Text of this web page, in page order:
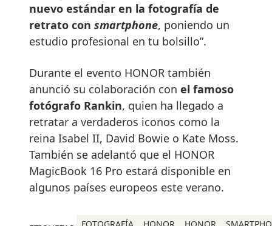
nuevo estándar en la fotografía de
retrato con smartphone, poniendo un
estudio profesional en tu bolsillo”.
Durante el evento HONOR también
anunció su colaboración con el famoso
fotógrafo Rankin, quien ha llegado a
retratar a verdaderos iconos como la
reina Isabel II, David Bowie o Kate Moss.
También se adelantó que el HONOR
MagicBook 16 Pro estará disponible en
algunos países europeos este verano.